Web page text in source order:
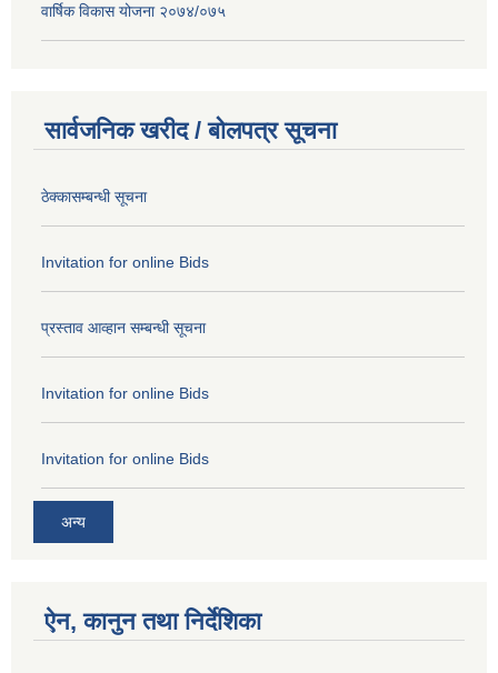
वार्षिक विकास योजना २०७४/०७५
सार्वजनिक खरीद / बोलपत्र सूचना
ठेक्कासम्बन्धी सूचना
Invitation for online Bids
प्रस्ताव आव्हान सम्बन्धी सूचना
Invitation for online Bids
Invitation for online Bids
अन्य
ऐन, कानुन तथा निर्देशिका